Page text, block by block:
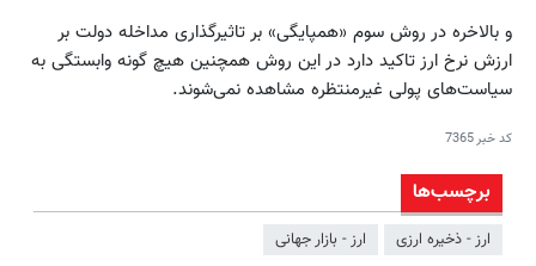
و بالاخره در روش سوم «همپایگی» بر تاثیرگذاری مداخله دولت بر
ارزش نرخ ارز تاکید دارد در این روش همچنین هیچ گونه وابستگی به
سیاست‌های پولی غیرمنتظره مشاهده نمی‌شوند.
کد خبر7365
برچسب‌ها
ارز - ذخیره ارزی ارز - بازار جهانی